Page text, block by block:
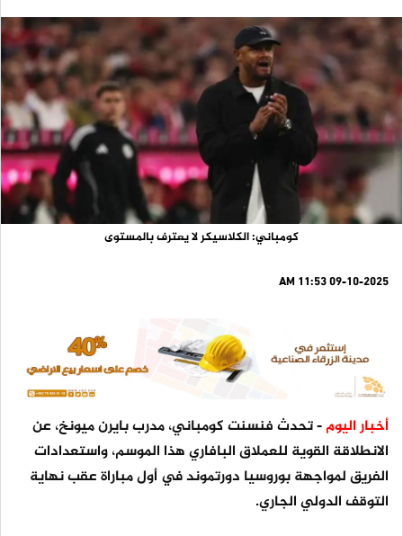
كومباني: الكلاسيكر لا يعترف بالمستوى
09-10-2025 11:53 AM
أخبار اليوم- تحدث فنسنت كومباني، مدرب بايرن ميونخ، عن
الانطلاقة القوية للعملاق البافاري هذا الموسم، واستعدادات
الفريق لمواجهة بوروسيا دورتموند في أول مباراة عقب نهاية
التوقف الدولي الجاري.